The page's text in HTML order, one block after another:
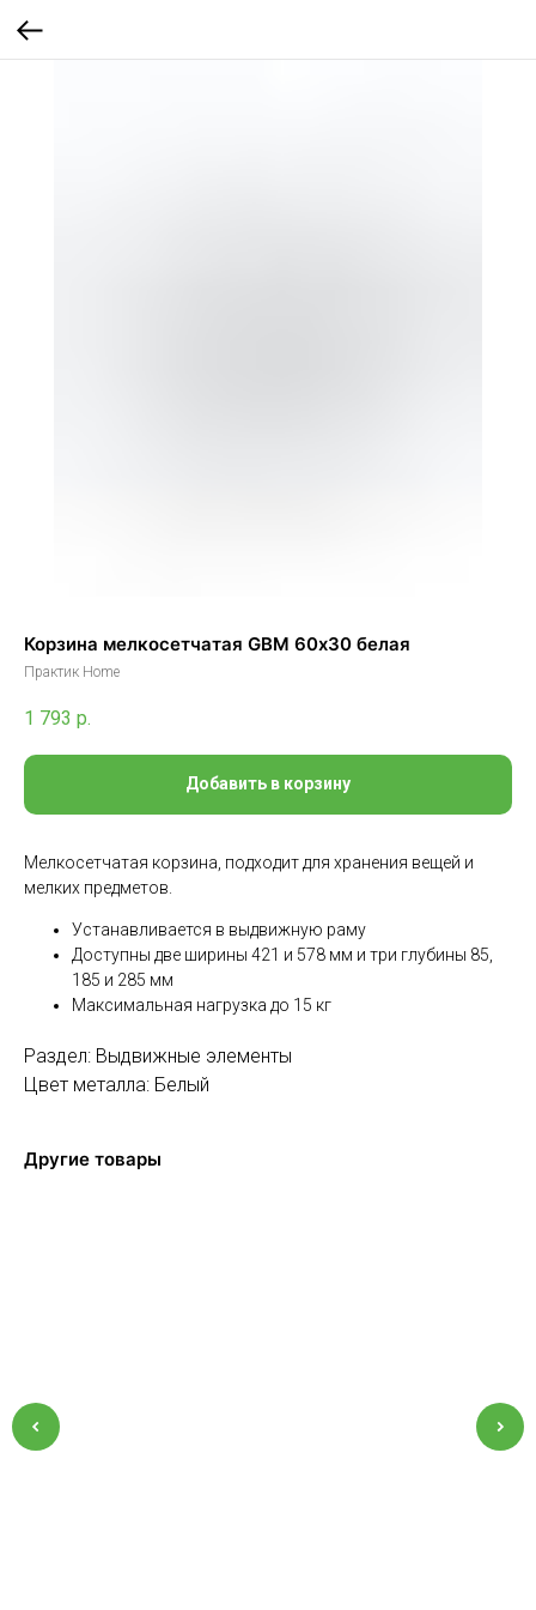
Корзина мелкосетчатая GBM 60х30 белая
Практик Home
1 793 р.
Добавить в корзину
Мелкосетчатая корзина, подходит для хранения вещей и
мелких предметов.
Устанавливается в выдвижную раму
Доступны две ширины 421 и 578 мм и три глубины 85,
185 и 285 мм
Максимальная нагрузка до 15 кг
Раздел: Выдвижные элементы
Цвет металла: Белый
Другие товары